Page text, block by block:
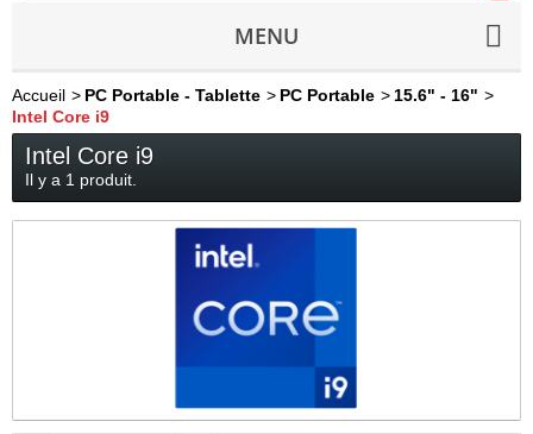
MENU
Accueil > PC Portable - Tablette > PC Portable > 15.6" - 16" >
Intel Core i9
Intel Core i9
Il y a 1 produit.